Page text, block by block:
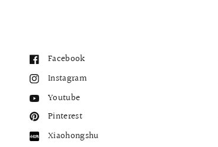
Facebook
Instagram
Youtube
Pinterest
Xiaohongshu